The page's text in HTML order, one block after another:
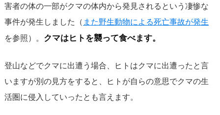
害者の体の一部がクマの体内から発見されるという凄惨な
事件が発生しました（ また野生動物による死亡事故が発生
を参照）。 クマはヒトを襲って食べます。
登山などでクマに出遭う場合、ヒトはクマに出遭ったと言
いますが別の見方をすると、ヒトが自らの意思でクマの生
活圏に侵入していったとも言えます。